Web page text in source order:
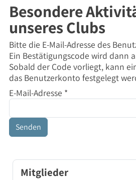
Besondere
unseres Clubs
Bitte die E-Mail-Adresse des
Ein Bestätigungscode wird dann
Sobald der Code vorliegt, kann
das Benutzerkonto festgelegt
E-Mail-Adresse *
Senden
Mitglieder